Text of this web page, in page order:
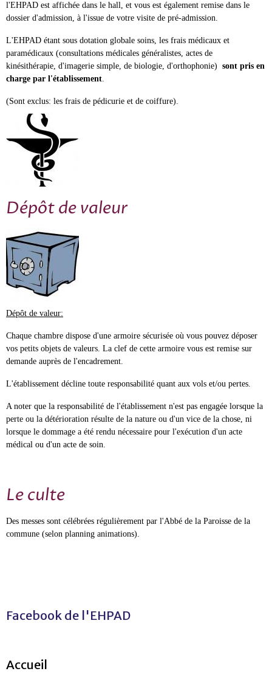
l'EHPAD est affichée dans le hall, et vous est également remise dans le
dossier d'admission, à l'issue de votre visite de pré-admission.
L'EHPAD étant sous dotation globale soins, les frais médicaux et
paramédicaux (consultations médicales généralistes, actes de
kinésithérapie, d'imagerie simple, de biologie, d'orthophonie) sont pris en
charge par l'établissement.
(Sont exclus: les frais de pédicurie et de coiffure).
Dépôt de valeur
Dépôt de valeur:
Chaque chambre dispose d'une armoire sécurisée où vous pouvez déposer
vos petits objets de valeurs. La clef de cette armoire vous est remise sur
demande auprès de l'encadrement.
L'établissement décline toute responsabilité quant aux vols et/ou pertes.
A noter que la responsabilité de l'établissement n'est pas engagée lorsque la
perte ou la détérioration résulte de la nature ou d'un vice de la chose, ni
lorsque le dommage a été rendu nécessaire pour l'exécution d'un acte
médical ou d'un acte de soin.
Le culte
Des messes sont célébrées régulièrement par l'Abbé de la Paroisse de la
commune (selon planning animations).
Facebook de l'EHPAD
Accueil